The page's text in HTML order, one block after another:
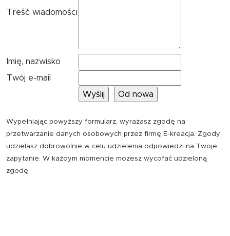
Treść wiadomości
Imię, nazwisko
Twój e-mail
Wypełniając powyższy formularz, wyrażasz zgodę na
przetwarzanie danych osobowych przez firmę E-kreacja. Zgody
udzielasz dobrowolnie w celu udzielenia odpowiedzi na Twoje
zapytanie. W każdym momencie możesz wycofać udzieloną
zgodę.